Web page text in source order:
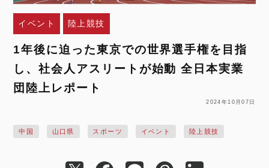
イベント 陸上競技
1年後に迫った東京での世界選手権を目指
し、社会人アスリートが始動 全日本実業
団陸上レポート
2024年10月07日
中国 山口県 スポーツ イベント 陸上競技